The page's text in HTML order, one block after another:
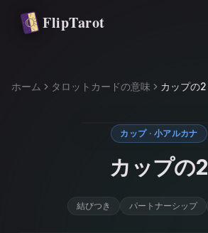
メインコンテンツへ移動
FlipTarot
ホーム タロットカードの意味 カップの2
カップ · 小アルカナ
カップの2
結びつき パートナーシップ